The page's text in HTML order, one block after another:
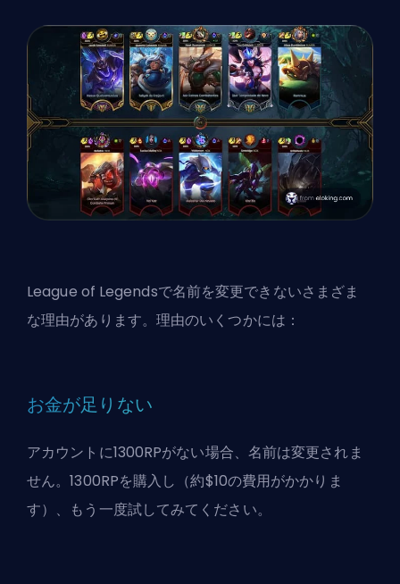
League of Legendsで名前を変更できないさまざま
な理由があります。理由のいくつかには：
お金が足りない
アカウントに1300RPがない場合、名前は変更されま
せん。1300RPを購入し（約$10の費用がかかりま
す）、もう一度試してみてください。